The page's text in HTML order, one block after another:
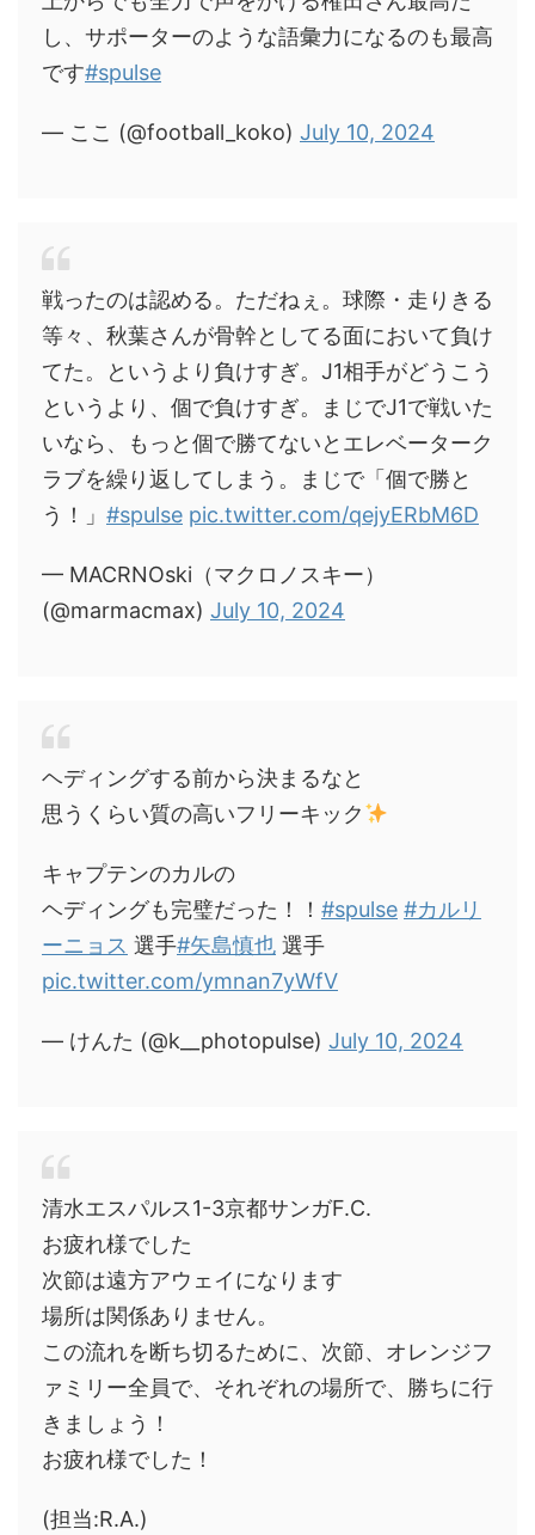
し、サポーターのような語彙力になるのも最高
です#spulse
— ここ (@football_koko) July 10, 2024
戦ったのは認める。ただねぇ。球際・走りきる
等々、秋葉さんが骨幹としてる面において負け
てた。というより負けすぎ。J1相手がどうこう
というより、個で負けすぎ。まじでJ1で戦いた
いなら、もっと個で勝てないとエレベーターク
ラブを繰り返してしまう。まじで「個で勝と
う！」 #spulse pic.twitter.com/qejyERbM6D
— MACRNOski（マクロノスキー）
(@marmacmax) July 10, 2024
ヘディングする前から決まるなと
思うくらい質の高いフリーキック
キャプテンのカルの
ヘディングも完璧だった！！ #spulse #カルリ
ーニョス 選手#矢島慎也 選手
pic.twitter.com/ymnan7yWfV
— けんた (@k__photopulse) July 10, 2024
清水エスパルス1-3京都サンガF.C.
お疲れ様でした
次節は遠方アウェイになります
場所は関係ありません。
この流れを断ち切るために、次節、オレンジフ
ァミリー全員で、それぞれの場所で、勝ちに行
きましょう！
お疲れ様でした！
(担当:R.A.)